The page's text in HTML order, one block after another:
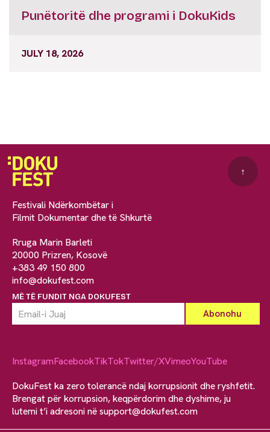
Punëtoritë dhe programi i DokuKids
JULY 18, 2026
Festivali Ndërkombëtar i
Filmit Dokumentar dhe të Shkurtë
Rruga Marin Barleti
20000 Prizren, Kosovë
+383 49 150 800
info@dokufest.com
MË TË FUNDIT NGA DOKUFEST
↑
InstagramFacebookTikTokTwitter/XVimeoYouTube
DokuFest ka zero tolerancë ndaj korrupsionit dhe ryshfetit.
Brengat për korrupsion, keqpërdorim dhe dyshime, ju
lutemi t’i adresoni nësupport@dokufest.com